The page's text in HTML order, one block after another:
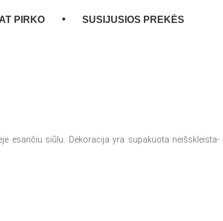
PIRKO SUSIJUSIOS PREKĖS
esančiu siūlu. Dekoracija yra supakuota neišskleista-